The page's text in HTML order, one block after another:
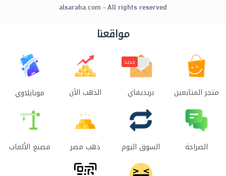
alsaraha.com - All rights reserved